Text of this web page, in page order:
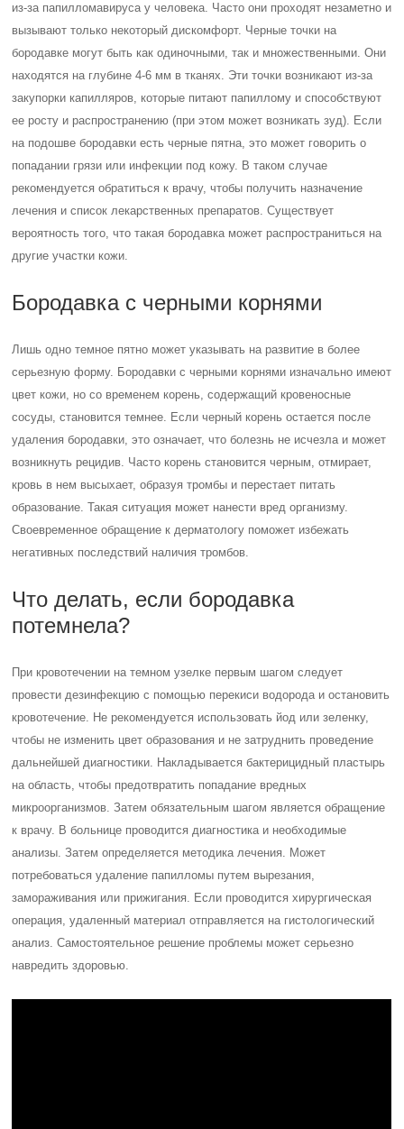
из-за папилломавируса у человека. Часто они проходят незаметно и
вызывают только некоторый дискомфорт. Черные точки на
бородавке могут быть как одиночными, так и множественными. Они
находятся на глубине 4-6 мм в тканях. Эти точки возникают из-за
закупорки капилляров, которые питают папиллому и способствуют
ее росту и распространению (при этом может возникать зуд). Если
на подошве бородавки есть черные пятна, это может говорить о
попадании грязи или инфекции под кожу. В таком случае
рекомендуется обратиться к врачу, чтобы получить назначение
лечения и список лекарственных препаратов. Существует
вероятность того, что такая бородавка может распространиться на
другие участки кожи.
Бородавка с черными корнями
Лишь одно темное пятно может указывать на развитие в более
серьезную форму. Бородавки с черными корнями изначально имеют
цвет кожи, но со временем корень, содержащий кровеносные
сосуды, становится темнее. Если черный корень остается после
удаления бородавки, это означает, что болезнь не исчезла и может
возникнуть рецидив. Часто корень становится черным, отмирает,
кровь в нем высыхает, образуя тромбы и перестает питать
образование. Такая ситуация может нанести вред организму.
Своевременное обращение к дерматологу поможет избежать
негативных последствий наличия тромбов.
Что делать, если бородавка
потемнела?
При кровотечении на темном узелке первым шагом следует
провести дезинфекцию с помощью перекиси водорода и остановить
кровотечение. Не рекомендуется использовать йод или зеленку,
чтобы не изменить цвет образования и не затруднить проведение
дальнейшей диагностики. Накладывается бактерицидный пластырь
на область, чтобы предотвратить попадание вредных
микроорганизмов. Затем обязательным шагом является обращение
к врачу. В больнице проводится диагностика и необходимые
анализы. Затем определяется методика лечения. Может
потребоваться удаление папилломы путем вырезания,
замораживания или прижигания. Если проводится хирургическая
операция, удаленный материал отправляется на гистологический
анализ. Самостоятельное решение проблемы может серьезно
навредить здоровью.